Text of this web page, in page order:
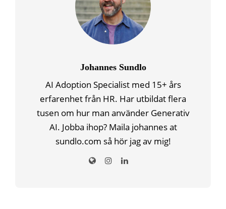
Johannes Sundlo
AI Adoption Specialist med 15+ års
erfarenhet från HR. Har utbildat flera
tusen om hur man använder Generativ
AI. Jobba ihop? Maila johannes at
sundlo.com så hör jag av mig!